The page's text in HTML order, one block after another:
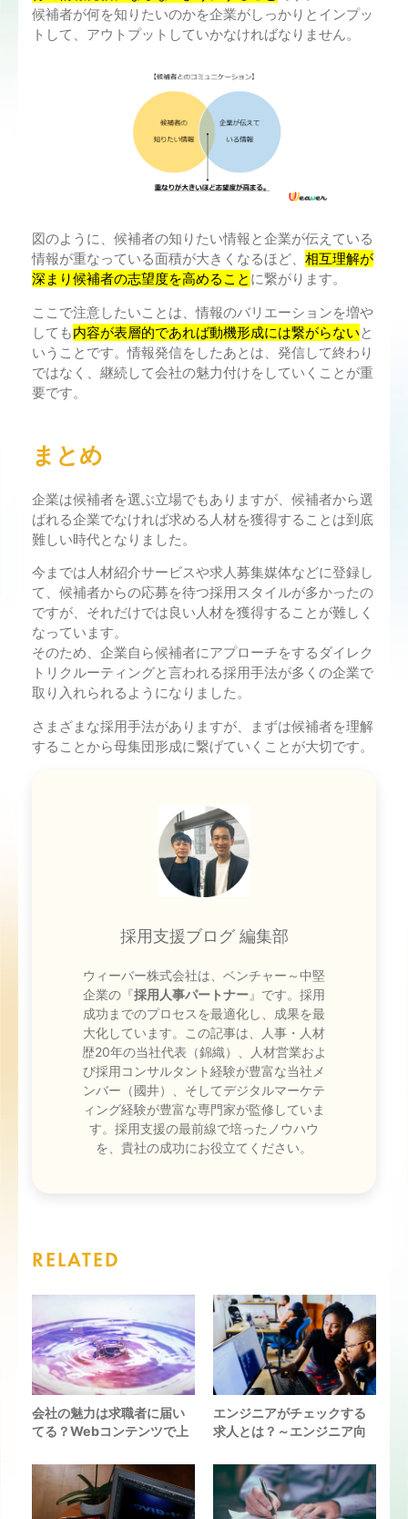
候補者が何を知りたいのかを企業がしっかりとインプッ
トして、アウトプットしていかなければなりません。
図のように、候補者の知りたい情報と企業が伝えている
情報が重なっている面積が大きくなるほど、 相互理解が
深まり候補者の志望度を高めること に繋がります。
ここで注意したいことは、情報のバリエーションを増や
しても内容が表層的であれば動機形成には繋がらないと
いうことです。情報発信をしたあとは、発信して終わり
ではなく、継続して会社の魅力付けをしていくことが重
要です。
まとめ
企業は候補者を選ぶ立場でもありますが、候補者から選
ばれる企業でなければ求める人材を獲得することは到底
難しい時代となりました。
今までは人材紹介サービスや求人募集媒体などに登録し
て、候補者からの応募を待つ採用スタイルが多かったの
ですが、それだけでは良い人材を獲得することが難しく
なっています。
そのため、企業自ら候補者にアプローチをするダイレク
トリクルーティングと言われる採用手法が多くの企業で
取り入れられるようになりました。
さまざまな採用手法がありますが、まずは候補者を理解
することから母集団形成に繋げていくことが大切です。
採用支援ブログ 編集部
ウィーバー株式会社は、ベンチャー～中堅
企業の『採用人事パートナー 』です。採用
成功までのプロセスを最適化し、成果を最
大化しています。この記事は、人事・人材
歴20年の当社代表（錦織）、人材営業およ
び採用コンサルタント経験が豊富な当社メ
ンバー（國井）、そしてデジタルマーケテ
ィング経験が豊富な専門家が監修していま
す。採用支援の最前線で培ったノウハウ
を、貴社の成功にお役立てください。
RELATED
会社の魅力は求職者に届い
てる？Webコンテンツで上
をまとめてみた
エンジニアがチェックする
求人とは？～エンジニア向